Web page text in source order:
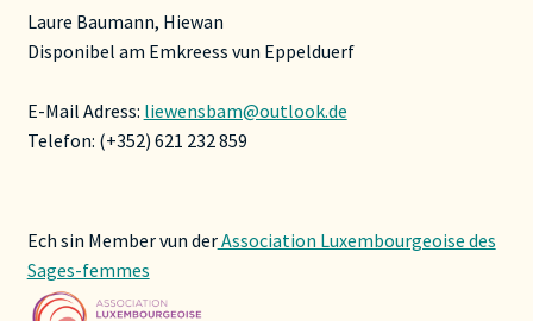
Laure Baumann, Hiewan
Disponibel am Emkreess vun Eppelduerf
E-Mail Adress: liewensbam@outlook.de
Telefon: (+352) 621 232 859
Ech sin Member vun derAssociation Luxembourgeoise des
Sages-femmes